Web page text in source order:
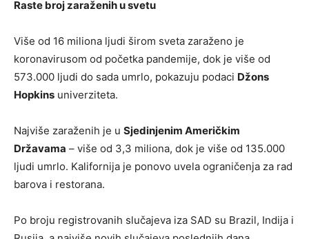
Raste broj zaraženih u svetu
Više od 16 miliona ljudi širom sveta zaraženo je
koronavirusom od početka pandemije, dok je više od
573.000 ljudi do sada umrlo, pokazuju podaci Džons
Hopkins univerziteta.
Najviše zaraženih je u Sjedinjenim Američkim
Državama – više od 3,3 miliona, dok je više od 135.000
ljudi umrlo. Kalifornija je ponovo uvela ograničenja za rad
barova i restorana.
Po broju registrovanih slučajeva iza SAD su Brazil, Indija i